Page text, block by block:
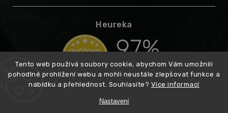
Tento web používá soubory cookie, abychom Vám umožnili
pohodlné prohlížení webu a mohli neustále zlepšovat funkce a
nabídku a přehlednost. Souhlasíte? Více informací
Nastavení
Heureka